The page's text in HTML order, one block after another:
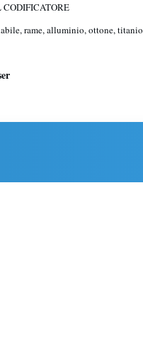
CODIFICATORE
rame, alluminio, ottone, titanio